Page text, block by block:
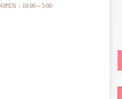
OPEN：10:00～5:00